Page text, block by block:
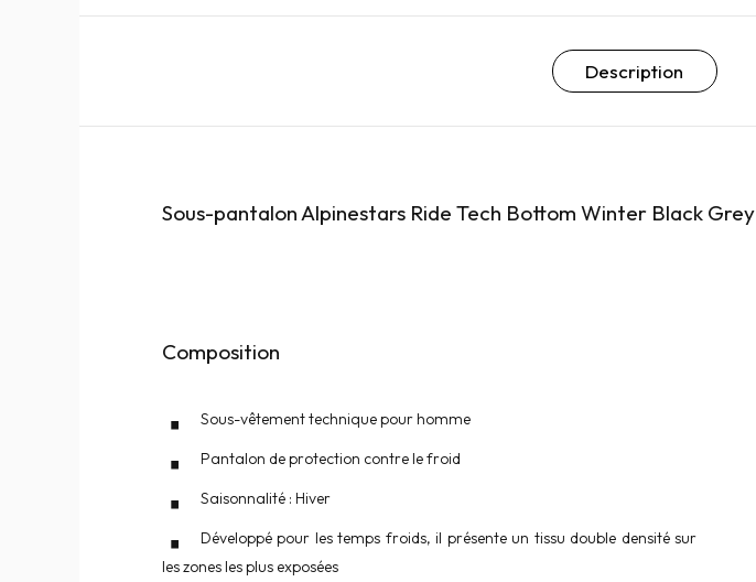
Description
Sous-pantalon Alpinestars Ride Tech Bottom Winter Black Grey
Composition
Sous-vêtement technique pour homme
Pantalon de protection contre le froid
Saisonnalité : Hiver
Développé pour les temps froids, il présente un tissu double densité sur
les zones les plus exposées